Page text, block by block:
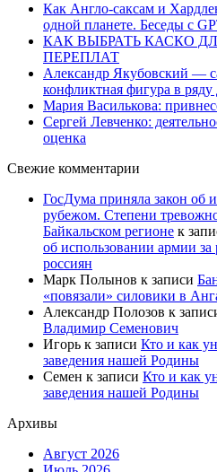
Как Англо-саксам и
одной планете. Беседы с
КАК ВЫБРАТЬ КАСКО
ПЕРЕПЛАТ
Александр Якубовский —
конфликтная фигура в
Мария Василькова:
Сергей Левченко:
оценка
Свежие комментарии
ГосДума приняла закон об
рубежом. Степени
Байкальском регионе к
об использовании армии
россиян
Марк Полынов к записи
«повязали» силовики в
Александр Полозов к
Владимир Семенович
Игорь к записи Кто и как
заведения нашей Родины
Семен к записи Кто и как
заведения нашей Родины
Архивы
Август 2026